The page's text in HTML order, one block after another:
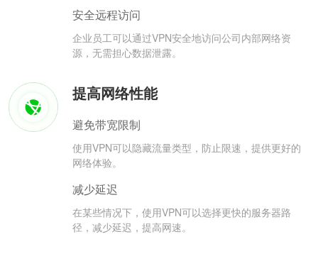
安全远程访问
企业员工可以通过VPN安全地访问公司内部网络资
源，无需担心数据泄露。
提高网络性能
避免带宽限制
使用VPN可以隐藏流量类型，防止限速，提供更好的
网络体验。
减少延迟
在某些情况下，使用VPN可以选择更快的服务器路
径，减少延迟，提高网速。